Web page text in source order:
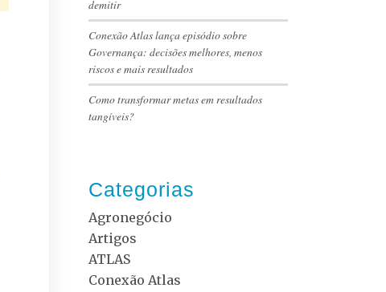
demitir
Conexão Atlas lança episódio sobre
Governança: decisões melhores, menos
riscos e mais resultados
Como transformar metas em resultados
tangíveis?
Categorias
Agronegócio
Artigos
ATLAS
Conexão Atlas